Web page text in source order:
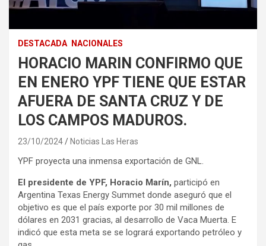
DESTACADA NACIONALES
HORACIO MARIN CONFIRMO QUE
EN ENERO YPF TIENE QUE ESTAR
AFUERA DE SANTA CRUZ Y DE
LOS CAMPOS MADUROS.
23/10/2024 Noticias Las Heras
YPF proyecta una inmensa exportación de GNL.
El presidente de YPF, Horacio Marín, participó en
Argentina Texas Energy Summet donde aseguró que el
objetivo es que el país exporte por 30 mil millones de
dólares en 2031 gracias, al desarrollo de Vaca Muerta. E
indicó que esta meta se se logrará exportando petróleo y